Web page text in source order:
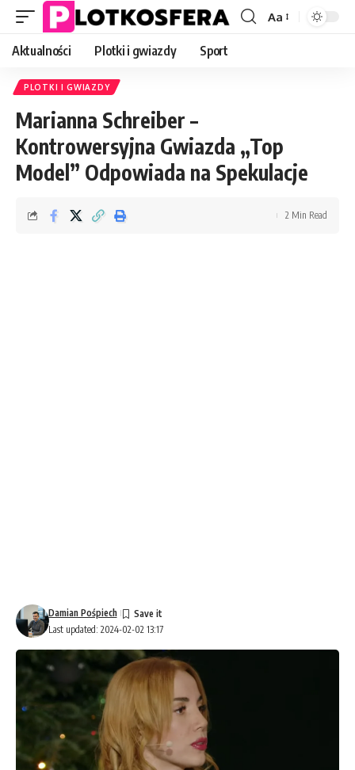
Font
Aa
Aktualności Plotki i gwiazdy Sport
PLOTKI I GWIAZDY
Marianna Schreiber –
Kontrowersyjna Gwiazda „Top
Model” Odpowiada na Spekulacje
Last updated: 2024-02-02 13:17
Damian Pośpiech
2 Min Read